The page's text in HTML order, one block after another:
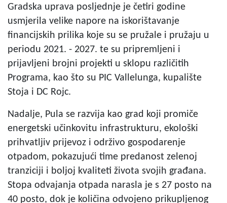
Gradska uprava posljednje je četiri godine
usmjerila velike napore na iskorištavanje
financijskih prilika koje su se pružale i pružaju u
periodu 2021. - 2027. te su pripremljeni i
prijavljeni brojni projekti u sklopu različitih
Programa, kao što su PIC Vallelunga, kupalište
Stoja i DC Rojc.
Nadalje, Pula se razvija kao grad koji promiče
energetski učinkovitu infrastrukturu, ekološki
prihvatljiv prijevoz i održivo gospodarenje
otpadom, pokazujući time predanost zelenoj
tranziciji i boljoj kvaliteti života svojih građana.
Stopa odvajanja otpada narasla je s 27 posto na
40 posto, dok je količina odvojeno prikupljenog